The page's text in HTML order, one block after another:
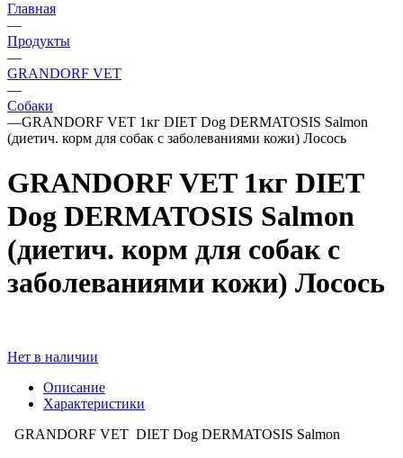
Главная
—
Продукты
—
GRANDORF VET
—
Собаки
—GRANDORF VET 1кг DIET Dog DERMATOSIS Salmon
(диетич. корм для собак с заболеваниями кожи) Лосось
GRANDORF VET 1кг DIET
Dog DERMATOSIS Salmon
(диетич. корм для собак с
заболеваниями кожи) Лосось
Нет в наличии
Описание
Характеристики
GRANDORF VET DIET Dog DERMATOSIS Salmon